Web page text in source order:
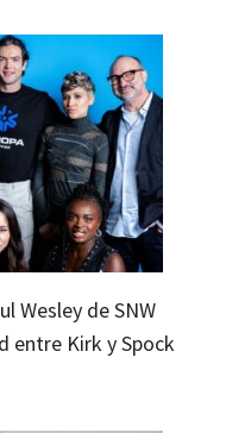
Wesley de SNW
entre Kirk y Spock